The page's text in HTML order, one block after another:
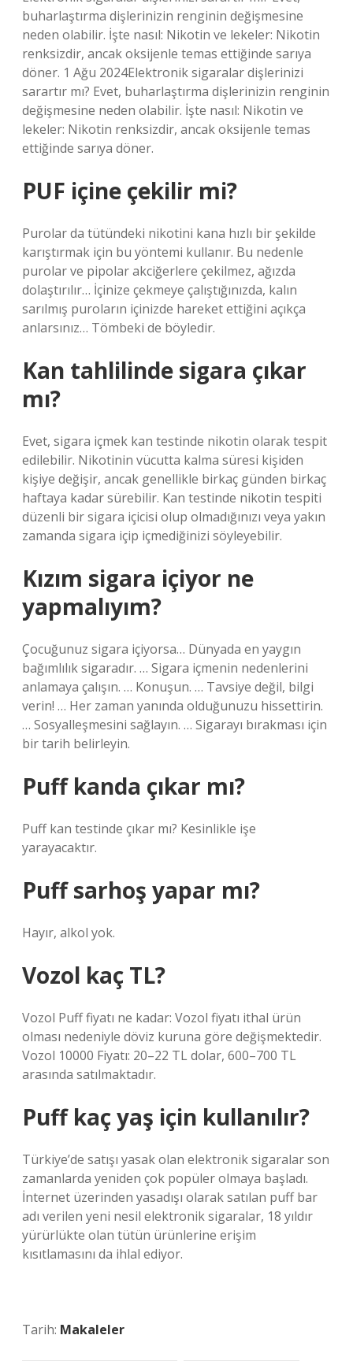
buharlaştırma dişlerinizin renginin değişmesine
neden olabilir. İşte nasıl: Nikotin ve lekeler: Nikotin
renksizdir, ancak oksijenle temas ettiğinde sarıya
döner. 1 Ağu 2024Elektronik sigaralar dişlerinizi
sarartır mı? Evet, buharlaştırma dişlerinizin renginin
değişmesine neden olabilir. İşte nasıl: Nikotin ve
lekeler: Nikotin renksizdir, ancak oksijenle temas
ettiğinde sarıya döner.
PUF içine çekilir mi?
Purolar da tütündeki nikotini kana hızlı bir şekilde
karıştırmak için bu yöntemi kullanır. Bu nedenle
purolar ve pipolar akciğerlere çekilmez, ağızda
dolaştırılır… İçinize çekmeye çalıştığınızda, kalın
sarılmış puroların içinizde hareket ettiğini açıkça
anlarsınız… Tömbeki de böyledir.
Kan tahlilinde sigara çıkar
mı?
Evet, sigara içmek kan testinde nikotin olarak tespit
edilebilir. Nikotinin vücutta kalma süresi kişiden
kişiye değişir, ancak genellikle birkaç günden birkaç
haftaya kadar sürebilir. Kan testinde nikotin tespiti
düzenli bir sigara içicisi olup olmadığınızı veya yakın
zamanda sigara içip içmediğinizi söyleyebilir.
Kızım sigara içiyor ne
yapmalıyım?
Çocuğunuz sigara içiyorsa… Dünyada en yaygın
bağımlılık sigaradır. … Sigara içmenin nedenlerini
anlamaya çalışın. … Konuşun. … Tavsiye değil, bilgi
verin! … Her zaman yanında olduğunuzu hissettirin.
… Sosyalleşmesini sağlayın. … Sigarayı bırakması için
bir tarih belirleyin.
Puff kanda çıkar mı?
Puff kan testinde çıkar mı? Kesinlikle işe
yarayacaktır.
Puff sarhoş yapar mı?
Hayır, alkol yok.
Vozol kaç TL?
Vozol Puff fiyatı ne kadar: Vozol fiyatı ithal ürün
olması nedeniyle döviz kuruna göre değişmektedir.
Vozol 10000 Fiyatı: 20–22 TL dolar, 600–700 TL
arasında satılmaktadır.
Puff kaç yaş için kullanılır?
Türkiye’de satışı yasak olan elektronik sigaralar son
zamanlarda yeniden çok popüler olmaya başladı.
İnternet üzerinden yasadışı olarak satılan puff bar
adı verilen yeni nesil elektronik sigaralar, 18 yıldır
yürürlükte olan tütün ürünlerine erişim
kısıtlamasını da ihlal ediyor.
Tarih: Makaleler